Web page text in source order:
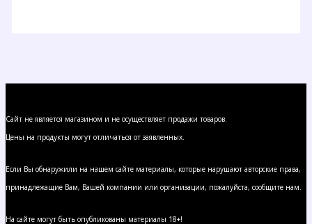
Сайт не является магазином и не осуществляет продажи товаров.
Цены на продукты могут отличаться от заявленных.
Если Вы обнаружили на нашем сайте материалы, которые нарушают авторские права,
принадлежащие Вам, Вашей компании или организации, пожалуйста, сообщите нам.
На сайте могут быть опубликованы материалы 18+!